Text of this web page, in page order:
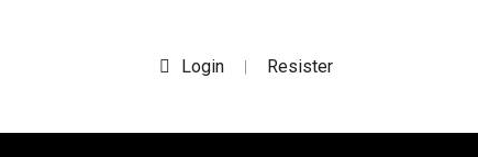
Login | Resister